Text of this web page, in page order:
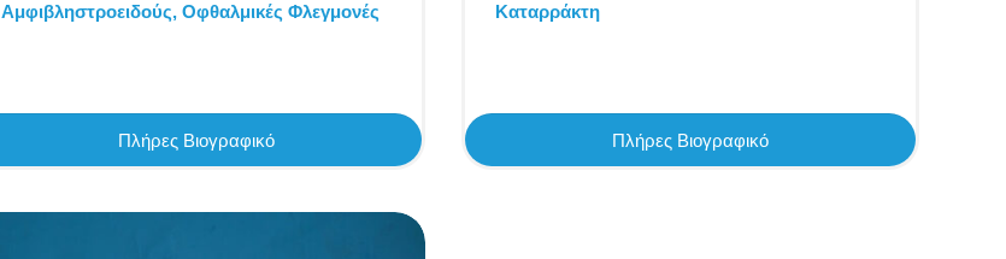
Αμφιβληστροειδούς, Οφθαλμικές Φλεγμονές
Πλήρες Βιογραφικό
Καταρράκτη
Πλήρες Βιογραφικό